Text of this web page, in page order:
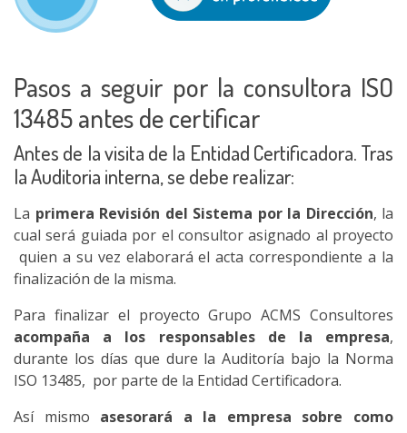
Pasos a seguir por la consultora ISO
13485 antes de certificar
Antes de la visita de la Entidad Certificadora. Tras
la Auditoria interna, se debe realizar:
La primera Revisión del Sistema por la Dirección, la
cual será guiada por el consultor asignado al proyecto
quien a su vez elaborará el acta correspondiente a la
finalización de la misma.
Para finalizar el proyecto Grupo ACMS Consultores
acompaña a los responsables de la empresa,
durante los días que dure la Auditoría bajo la Norma
ISO 13485, por parte de la Entidad Certificadora.
Así mismo asesorará a la empresa sobre como